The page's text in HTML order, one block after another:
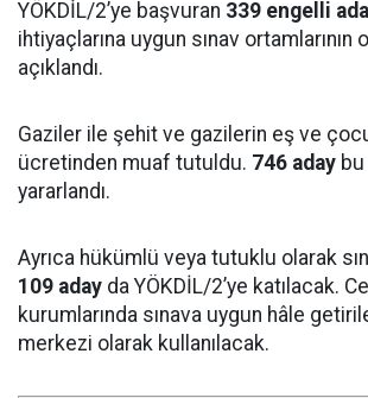
YÖKDİL/2’ye başvuran 339 engelli
ihtiyaçlarına uygun sınav
açıklandı.
Gaziler ile şehit ve gazilerin eş ve
ücretinden muaf tutuldu. 746 aday
yararlandı.
Ayrıca hükümlü veya tutuklu olarak
109 aday da YÖKDİL/2’ye katılacak.
kurumlarında sınava uygun hâle
merkezi olarak kullanılacak.